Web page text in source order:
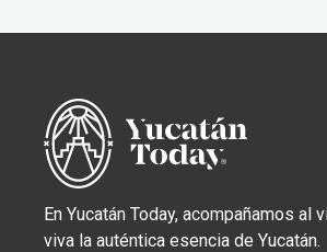
En Yucatán Today, acompañamos al
viva la auténtica esencia de Yucatán.